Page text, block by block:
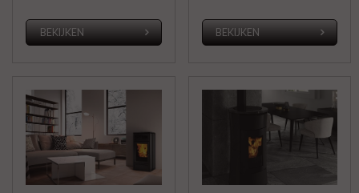
BEKIJKEN BEKIJKEN